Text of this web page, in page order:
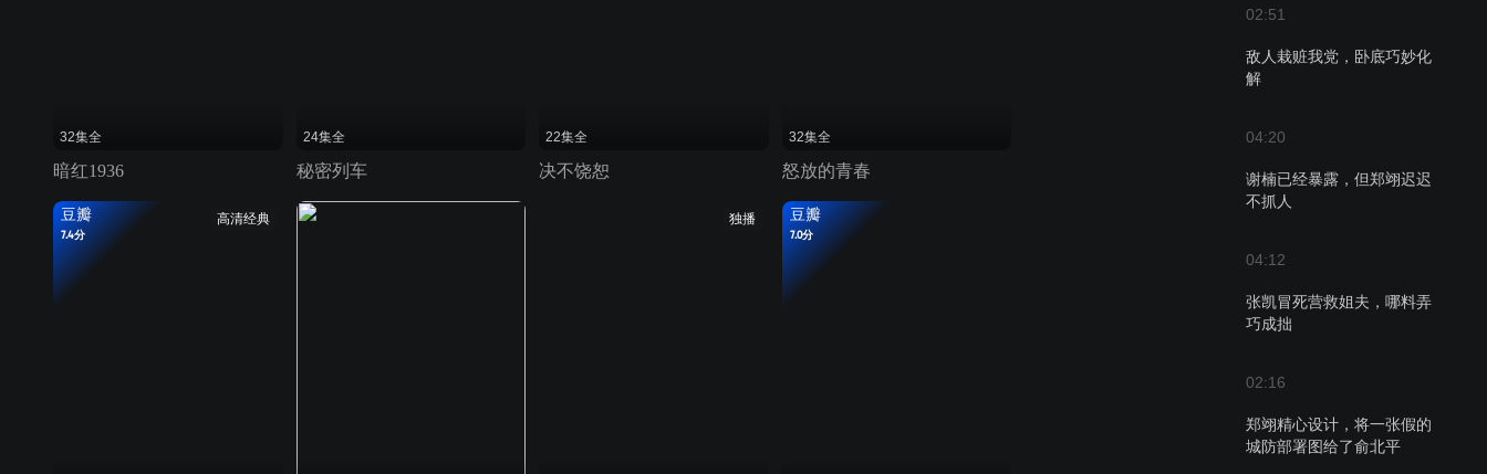
02:51
敌人栽赃我党，卧底巧妙化
解
04:20
谢楠已经暴露，但郑翊迟迟
不抓人
04:12
张凯冒死营救姐夫，哪料弄
巧成拙
02:16
郑翊精心设计，将一张假的
城防部署图给了俞北平
32集全
暗红1936
24集全
秘密列车
22集全
决不饶恕
32集全
怒放的青春
高清经典
豆瓣
7.4分
独播 豆瓣
7.0分